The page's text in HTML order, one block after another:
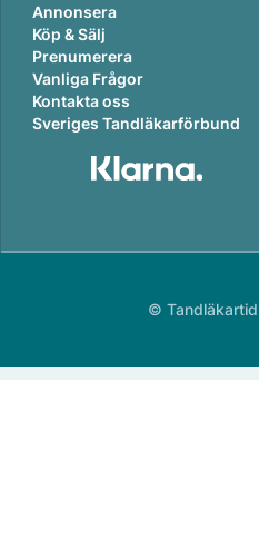
Annonsera
Köp & Sälj
Prenumerera
Vanliga Frågor
Kontakta oss
Sveriges Tandläkarförbund
©